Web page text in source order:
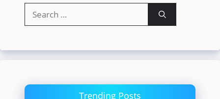
for:
Trending Posts